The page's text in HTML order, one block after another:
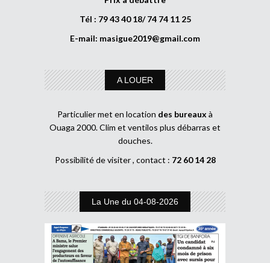
Tél : 79 43 40 18/ 74 74 11 25
E-mail: masigue2019@gmail.com
A LOUER
Particulier met en location des bureaux à
Ouaga 2000. Clim et ventilos plus débarras et
douches.
Possibilité de visiter , contact : 72 60 14 28
La Une du 04-08-2026